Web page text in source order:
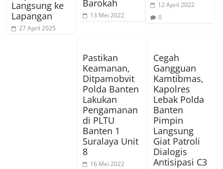
Langsung ke
Lapangan
27 April 2025
Barokah
13 Mei 2022
12 April 2022
0
Pastikan
Keamanan,
Ditpamobvit
Polda Banten
Lakukan
Pengamanan
di PLTU
Banten 1
Suralaya Unit
8
16 Mei 2022
Cegah
Gangguan
Kamtibmas,
Kapolres
Lebak Polda
Banten
Pimpin
Langsung
Giat Patroli
Dialogis
Antisipasi C3